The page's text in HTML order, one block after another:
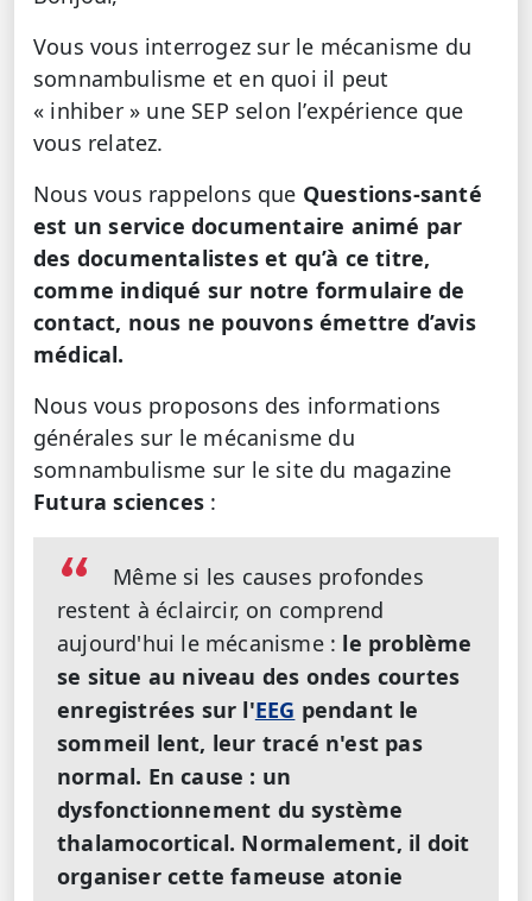
Vous vous interrogez sur le mécanisme du
somnambulisme et en quoi il peut
« inhiber » une SEP selon l’expérience que
vous relatez.
Nous vous rappelons que Questions-santé
est un service documentaire animé par
des documentalistes et qu’à ce titre,
comme indiqué sur notre formulaire de
contact, nous ne pouvons émettre d’avis
médical.
Nous vous proposons des informations
générales sur le mécanisme du
somnambulisme sur le site du magazine
Futura sciences :
Même si les causes profondes
restent à éclaircir, on comprend
aujourd'hui le mécanisme : le problème
se situe au niveau des ondes courtes
enregistrées sur l'EEG pendant le
sommeil lent, leur tracé n'est pas
normal. En cause : un
dysfonctionnement du système
thalamocortical. Normalement, il doit
organiser cette fameuse atonie